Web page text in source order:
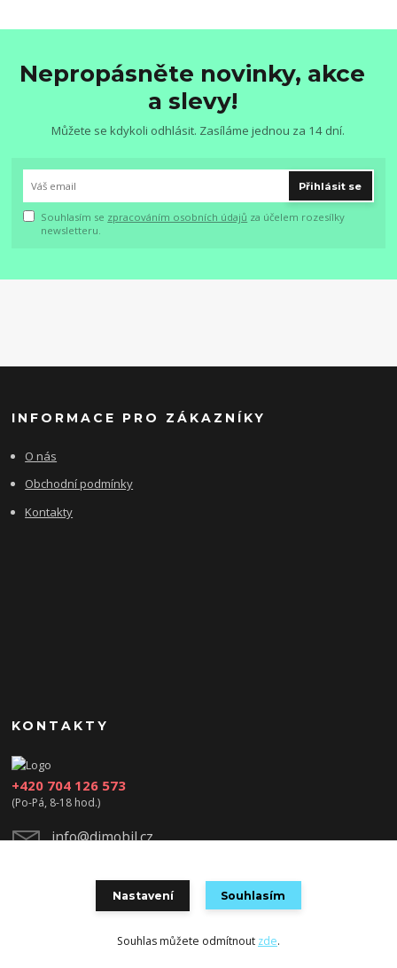
Nepropásněte novinky, akce
a slevy!
Můžete se kdykoli odhlásit. Zasíláme jednou za 14 dní.
Přihlásit se
Souhlasím se zpracováním osobních údajů za účelem rozesílky
newsletteru.
INFORMACE PRO ZÁKAZNÍKY
O nás
Obchodní podmínky
Kontakty
KONTAKTY
+420 704 126 573
(Po-Pá, 8-18 hod.)
info@djmobil.cz
Vytvořeno na Eshop-rychle.cz
Nastavení Souhlasím
Souhlas můžete odmítnout zde.